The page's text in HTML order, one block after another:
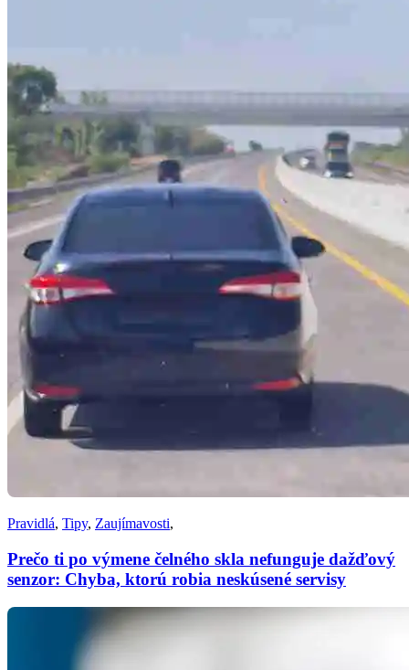
Pravidlá, Tipy, Zaujímavosti,
Prečo ti po výmene čelného skla nefunguje dažďový
senzor: Chyba, ktorú robia neskúsené servisy